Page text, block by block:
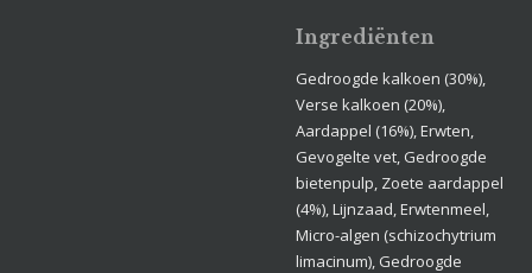
Ingrediënten
Gedroogde kalkoen (30%),
Verse kalkoen (20%),
Aardappel (16%), Erwten,
Gevogelte vet, Gedroogde
bietenpulp, Zoete aardappel
(4%), Lijnzaad, Erwtenmeel,
Micro-algen (schizochytrium
limacinum), Gedroogde